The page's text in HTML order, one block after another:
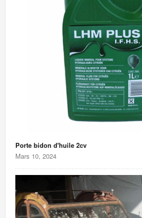
Porte bidon d'huile 2cv
Mars 10, 2024